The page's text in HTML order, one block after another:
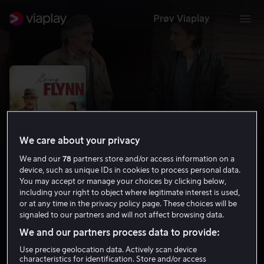
Prøv Viaplay
Being Flynn
6.4 Drama 2012 1 t 37 min
15 år
HD
We care about your privacy
We and our78 partners store and/or access information on a
device, such as unique IDs in cookies to process personal data.
You may accept or manage your choices by clicking below,
including your right to object where legitimate interest is used,
or at any time in the privacy policy page. These choices will be
signaled to our partners and will not affect browsing data.
We and our partners process data to provide:
Use precise geolocation data. Actively scan device
characteristics for identification. Store and/or access